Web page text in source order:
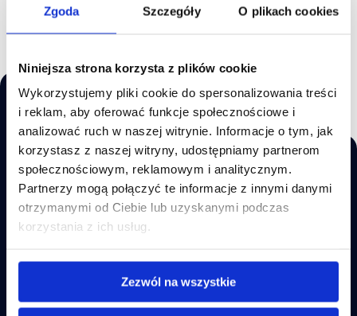
Zgoda Szczegóły O plikach cookies
Niniejsza strona korzysta z plików cookie
Wykorzystujemy pliki cookie do spersonalizowania treści
i reklam, aby oferować funkcje społecznościowe i
analizować ruch w naszej witrynie. Informacje o tym, jak
korzystasz z naszej witryny, udostępniamy partnerom
społecznościowym, reklamowym i analitycznym.
Partnerzy mogą połączyć te informacje z innymi danymi
otrzymanymi od Ciebie lub uzyskanymi podczas
korzystania z ich usług.
Zezwól na wszystkie
Incube ILA 16
Wdrażamy nowoczesne systemy od najlepszych na świecie
producentów, dzięki którym corporate performance
gamę rozwiązań i nasz#butikdlaCFO!
02-675 Warszawa